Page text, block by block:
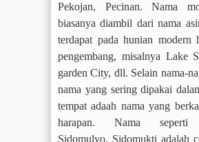
Pekojan, Pecinan. Nama
biasanya diambil dari nama
terdapat pada hunian modern
pengembang, misalnya Lake
garden City, dll. Selain nama-
nama yang sering dipakai
tempat adaah nama yang
harapan. Nama seperti
Sidomulyo, Sidomukti adalah